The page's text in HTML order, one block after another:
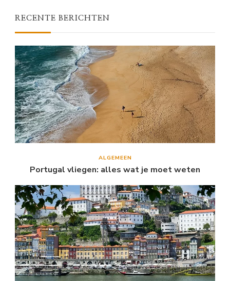
RECENTE BERICHTEN
ALGEMEEN
Portugal vliegen: alles wat je moet weten